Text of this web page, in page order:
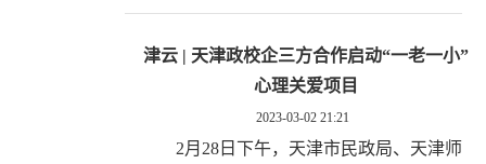
津云 | 天津政校企三方合作启动“一老一小”
心理关爱项目
2023-03-02 21:21
2月28日下午，天津市民政局、天津师